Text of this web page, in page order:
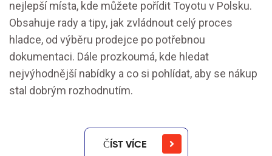
nejlepší místa, kde můžete pořídit Toyotu v Polsku.
Obsahuje rady a tipy, jak zvládnout celý proces
hladce, od výběru prodejce po potřebnou
dokumentaci. Dále prozkoumá, kde hledat
nejvýhodnější nabídky a co si pohlídat, aby se nákup
stal dobrým rozhodnutím.
ČÍST VÍCE